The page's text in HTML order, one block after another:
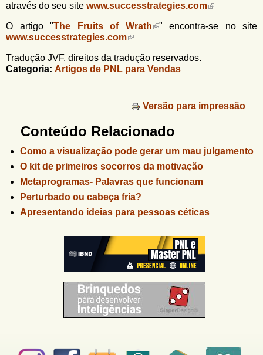
através do seu site www.successtrategies.com
O artigo "The Fruits of Wrath
" encontra-se no site
www.successtrategies.com
Tradução JVF, direitos da tradução reservados.
Categoria: Artigos de PNL para Vendas
Versão para impressão
Conteúdo Relacionado
Como a visualização pode gerar um mau julgamento
O kit de primeiros socorros da motivação
Metaprogramas- Palavras que funcionam
Perturbado ou cabeça fria?
Apresentando ideias para pessoas céticas